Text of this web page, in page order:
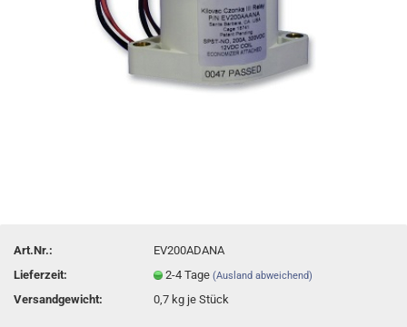
Art.Nr.:
EV200ADANA
Lieferzeit:
2-4 Tage(Ausland abweichend)
Versandgewicht: 0,7 kg je Stück